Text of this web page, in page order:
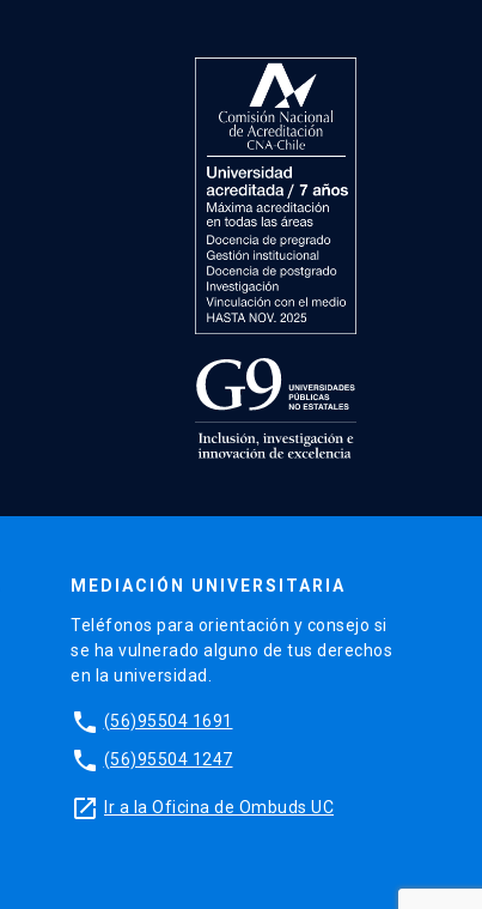
MEDIACIÓN UNIVERSITARIA
Teléfonos para orientación y consejo si
se ha vulnerado alguno de tus derechos
en la universidad.
phone (56)95504 1691
phone (56)95504 1247
launch Ir a la Oficina de Ombuds UC